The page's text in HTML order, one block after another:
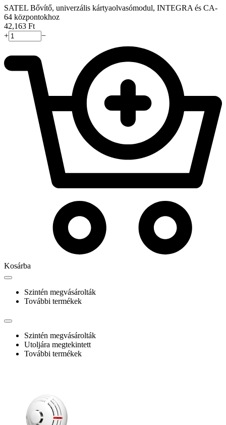
SATEL Bővítő, univerzális kártyaolvasómodul, INTEGRA és CA-
64 központokhoz
42,163 Ft
+
−
Kosárba
Szintén megvásárolták
További termékek
Szintén megvásárolták
Utoljára megtekintett
További termékek